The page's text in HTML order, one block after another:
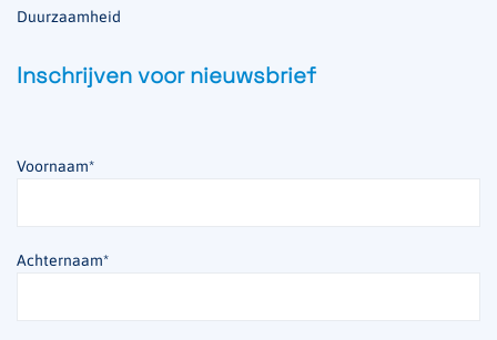
Duurzaamheid
Inschrijven voor nieuwsbrief
Voornaam*
Achternaam*